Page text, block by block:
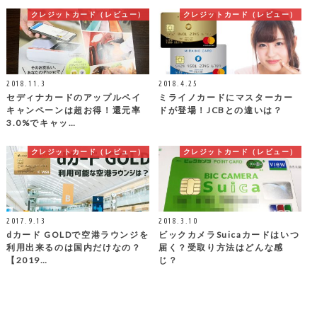
クレジットカード（レビュー）
2018.11.3
セディナカードのアップルペイ
キャンペーンは超お得！還元率
3.0%でキャッ…
クレジットカード（レビュー）
2018.4.25
ミライノカードにマスターカー
ドが登場！JCBとの違いは？
クレジットカード（レビュー）
2017.9.13
dカード GOLDで空港ラウンジを
利用出来るのは国内だけなの？
【2019…
クレジットカード（レビュー）
2018.3.10
ビックカメラSuicaカードはいつ
届く？受取り方法はどんな感
じ？